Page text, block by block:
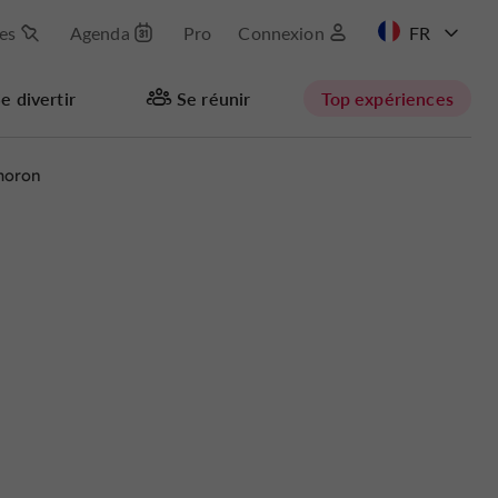
Agenda Pro Connexion
divertir Se réunir Top expériences